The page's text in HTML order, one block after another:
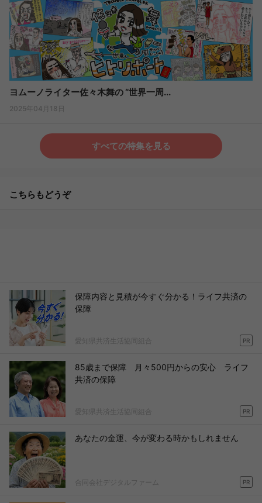
ヨムーノライター佐々木舞の “世界一周...
2025年04月18日
すべての特集を見る
こちらもどうぞ
保障内容と見積が今すぐ分かる！ライフ共済の
保障
愛知県共済生活協同組合 PR
85歳まで保障 月々500円からの安心 ライフ
共済の保障
愛知県共済生活協同組合 PR
あなたの金運、今が変わる時かもしれません
合同会社デジタルファーム PR